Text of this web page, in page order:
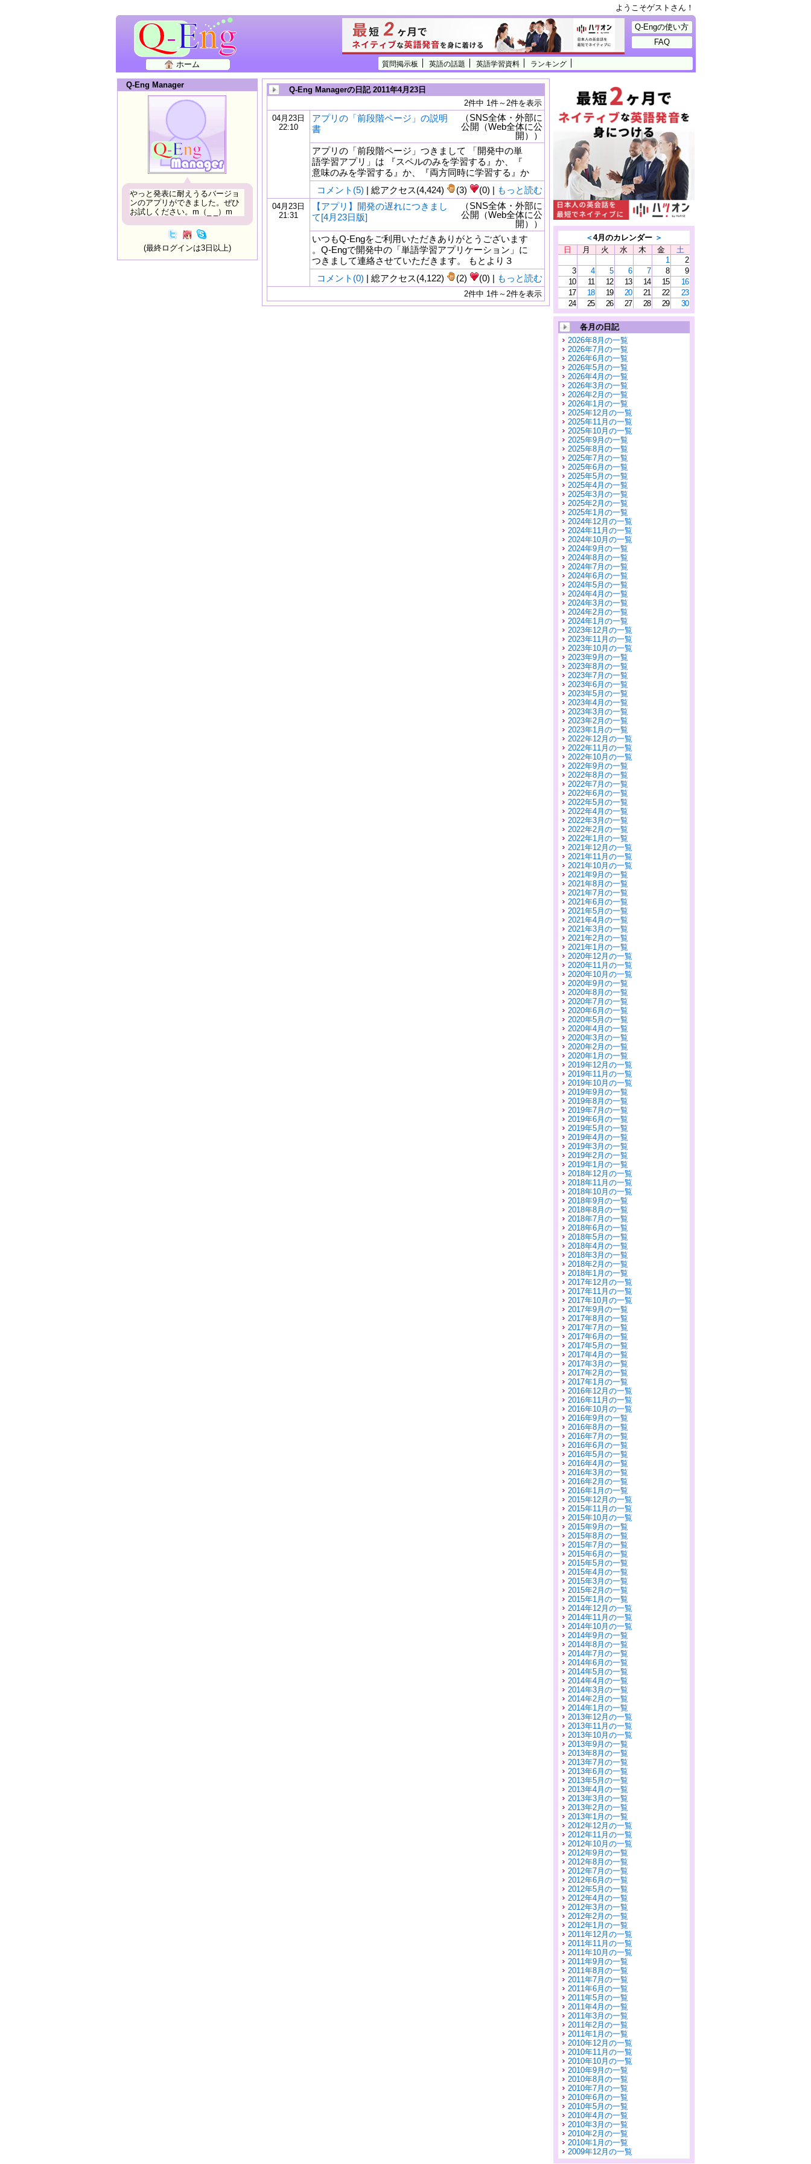
ようこそゲストさん！
質問掲示板 英語の話題 英語学習資料 ランキング
ホーム
Q-Engの使い方
FAQ
Q-Eng Manager
やっと発表に耐えうるバージョ
ンのアプリができました。ぜひ
お試しください。m（_ _）m
(最終ログインは3日以上)
Q-Eng Managerの日記 2011年4月23日
2件中 1件～2件を表示
04月23日
22:10
アプリの「前段階ページ」の説明
書
（SNS全体・外部に
公開（Web全体に公
開））
アプリの「前段階ページ」つきまして 「開発中の単
語学習アプリ」は 『スペルのみを学習する』か、『
意味のみを学習する』か、『両方同時に学習する』か
コメント(5) | 総アクセス(4,424) (3) (0) | もっと読む
04月23日
21:31
【アプリ】開発の遅れにつきまし
て[4月23日版]
（SNS全体・外部に
公開（Web全体に公
開））
いつもQ-Engをご利用いただきありがとうございます
。Q-Engで開発中の「単語学習アプリケーション」に
つきまして連絡させていただきます。 もとより３
コメント(0) | 総アクセス(4,122) (2) (0) | もっと読む
2件中 1件～2件を表示
＜4月のカレンダー ＞
日
月 火 水 木 金
土
1
2
3
4 5 6 7 8
9
10
11 12 13 14 15
16
17
18 19 20 21 22
23
24
25 26 27 28 29 30
各月の日記
2026年8月の一覧
2026年7月の一覧
2026年6月の一覧
2026年5月の一覧
2026年4月の一覧
2026年3月の一覧
2026年2月の一覧
2026年1月の一覧
2025年12月の一覧
2025年11月の一覧
2025年10月の一覧
2025年9月の一覧
2025年8月の一覧
2025年7月の一覧
2025年6月の一覧
2025年5月の一覧
2025年4月の一覧
2025年3月の一覧
2025年2月の一覧
2025年1月の一覧
2024年12月の一覧
2024年11月の一覧
2024年10月の一覧
2024年9月の一覧
2024年8月の一覧
2024年7月の一覧
2024年6月の一覧
2024年5月の一覧
2024年4月の一覧
2024年3月の一覧
2024年2月の一覧
2024年1月の一覧
2023年12月の一覧
2023年11月の一覧
2023年10月の一覧
2023年9月の一覧
2023年8月の一覧
2023年7月の一覧
2023年6月の一覧
2023年5月の一覧
2023年4月の一覧
2023年3月の一覧
2023年2月の一覧
2023年1月の一覧
2022年12月の一覧
2022年11月の一覧
2022年10月の一覧
2022年9月の一覧
2022年8月の一覧
2022年7月の一覧
2022年6月の一覧
2022年5月の一覧
2022年4月の一覧
2022年3月の一覧
2022年2月の一覧
2022年1月の一覧
2021年12月の一覧
2021年11月の一覧
2021年10月の一覧
2021年9月の一覧
2021年8月の一覧
2021年7月の一覧
2021年6月の一覧
2021年5月の一覧
2021年4月の一覧
2021年3月の一覧
2021年2月の一覧
2021年1月の一覧
2020年12月の一覧
2020年11月の一覧
2020年10月の一覧
2020年9月の一覧
2020年8月の一覧
2020年7月の一覧
2020年6月の一覧
2020年5月の一覧
2020年4月の一覧
2020年3月の一覧
2020年2月の一覧
2020年1月の一覧
2019年12月の一覧
2019年11月の一覧
2019年10月の一覧
2019年9月の一覧
2019年8月の一覧
2019年7月の一覧
2019年6月の一覧
2019年5月の一覧
2019年4月の一覧
2019年3月の一覧
2019年2月の一覧
2019年1月の一覧
2018年12月の一覧
2018年11月の一覧
2018年10月の一覧
2018年9月の一覧
2018年8月の一覧
2018年7月の一覧
2018年6月の一覧
2018年5月の一覧
2018年4月の一覧
2018年3月の一覧
2018年2月の一覧
2018年1月の一覧
2017年12月の一覧
2017年11月の一覧
2017年10月の一覧
2017年9月の一覧
2017年8月の一覧
2017年7月の一覧
2017年6月の一覧
2017年5月の一覧
2017年4月の一覧
2017年3月の一覧
2017年2月の一覧
2017年1月の一覧
2016年12月の一覧
2016年11月の一覧
2016年10月の一覧
2016年9月の一覧
2016年8月の一覧
2016年7月の一覧
2016年6月の一覧
2016年5月の一覧
2016年4月の一覧
2016年3月の一覧
2016年2月の一覧
2016年1月の一覧
2015年12月の一覧
2015年11月の一覧
2015年10月の一覧
2015年9月の一覧
2015年8月の一覧
2015年7月の一覧
2015年6月の一覧
2015年5月の一覧
2015年4月の一覧
2015年3月の一覧
2015年2月の一覧
2015年1月の一覧
2014年12月の一覧
2014年11月の一覧
2014年10月の一覧
2014年9月の一覧
2014年8月の一覧
2014年7月の一覧
2014年6月の一覧
2014年5月の一覧
2014年4月の一覧
2014年3月の一覧
2014年2月の一覧
2014年1月の一覧
2013年12月の一覧
2013年11月の一覧
2013年10月の一覧
2013年9月の一覧
2013年8月の一覧
2013年7月の一覧
2013年6月の一覧
2013年5月の一覧
2013年4月の一覧
2013年3月の一覧
2013年2月の一覧
2013年1月の一覧
2012年12月の一覧
2012年11月の一覧
2012年10月の一覧
2012年9月の一覧
2012年8月の一覧
2012年7月の一覧
2012年6月の一覧
2012年5月の一覧
2012年4月の一覧
2012年3月の一覧
2012年2月の一覧
2012年1月の一覧
2011年12月の一覧
2011年11月の一覧
2011年10月の一覧
2011年9月の一覧
2011年8月の一覧
2011年7月の一覧
2011年6月の一覧
2011年5月の一覧
2011年4月の一覧
2011年3月の一覧
2011年2月の一覧
2011年1月の一覧
2010年12月の一覧
2010年11月の一覧
2010年10月の一覧
2010年9月の一覧
2010年8月の一覧
2010年7月の一覧
2010年6月の一覧
2010年5月の一覧
2010年4月の一覧
2010年3月の一覧
2010年2月の一覧
2010年1月の一覧
2009年12月の一覧